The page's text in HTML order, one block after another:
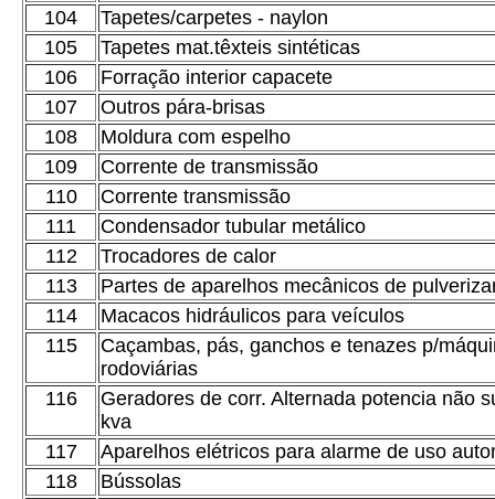
104
Tapetes/carpetes - naylon
105
Tapetes mat.têxteis sintéticas
106
Forração interior capacete
107
Outros pára-brisas
108
Moldura com espelho
109
Corrente de transmissão
110
Corrente transmissão
111
Condensador tubular metálico
112
Trocadores de calor
113
Partes de aparelhos mecânicos de
114
Macacos hidráulicos para veículos
115
Caçambas, pás, ganchos e tenazes p/
rodoviárias
116
Geradores de corr. Alternada potencia não
kva
117
Aparelhos elétricos para alarme de uso
118
Bússolas